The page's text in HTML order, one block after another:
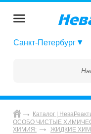
Санкт-Петербург
Каталог |
ОСОБО ЧИСТЫЕ
ХИМИЯ:
ЖИДКИЕ